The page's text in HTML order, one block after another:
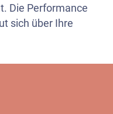
Die Performance
sich über Ihre